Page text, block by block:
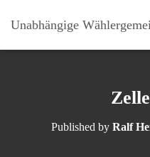
Unabhängige
Published by Ralf